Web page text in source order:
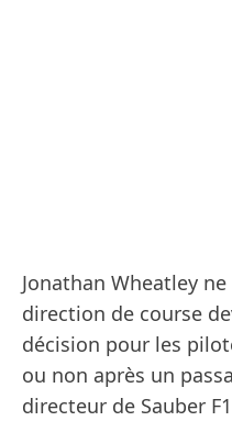
Jonathan Wheatley
direction de course
décision pour les
ou non après un
directeur de Sauber